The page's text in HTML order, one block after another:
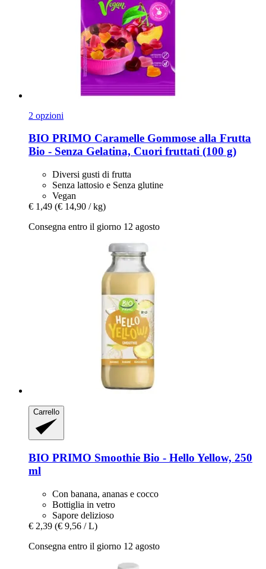
2 opzioni
BIO PRIMO Caramelle Gommose alla Frutta
Bio -​ Senza Gelatina, Cuori fruttati (100 g)
Diversi gusti di frutta
Senza lattosio e Senza glutine
Vegan
€ 1,49 (€ 14,90 / kg)
Consegna entro il giorno 12 agosto
Carrello
BIO PRIMO Smoothie Bio -​ Hello Yellow, 250
ml
Con banana, ananas e cocco
Bottiglia in vetro
Sapore delizioso
€ 2,39 (€ 9,56 / L)
Consegna entro il giorno 12 agosto